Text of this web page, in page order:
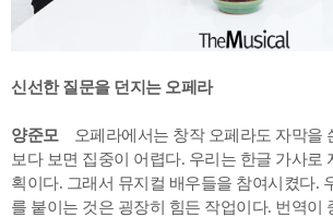
신선한 질문을 던지는 오페라
양준모 오페라에서는 창작 오페라도 자막을
보다 보면 집중이 어렵다. 우리는 한글 가사로
획이다. 그래서 뮤지컬 배우들을 참여시켰다.
를 붙이는 것은 굉장히 힘든 작업이다. 번역이